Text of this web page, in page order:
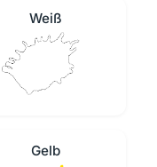
Weiß
Gelb